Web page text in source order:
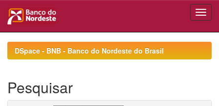
navigationDSpace - BNB - Banco do Nordeste do Brasil
Pesquisar